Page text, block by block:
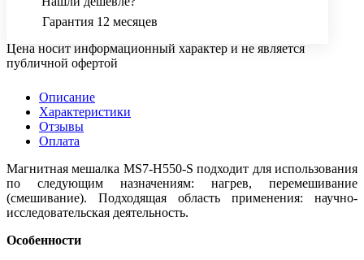
Гарантия 12 месяцев
Цена носит информационный характер и не является
публичной офертой
Описание
Характеристики
Отзывы
Оплата
Магнитная мешалка MS7-H550-S подходит для использования
по следующим назначениям: нагрев, перемешивание
(смешивание). Подходящая область применения: научно-
исследовательская деятельность.
Особенности